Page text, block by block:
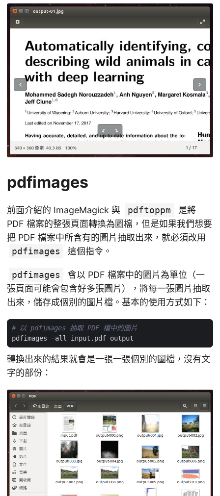
pdfimages
前面介紹的 ImageMagick 與 pdftoppm
是將
PDF 檔案的整張頁面轉換為圖檔，但是如果我們想要
把 PDF 檔案中所含有的圖片抽取出來，就必須改用
pdfimages
這個指令。
pdfimages
會以 PDF 檔案中的圖片為單位（一
張頁面可能會包含好多張圖片），將每一張圖片抽取
出來，儲存成個別的圖片檔。基本的使用方式如下：
# 以 pdfimages 抽取 PDF 檔中的圖片
轉換出來的結果就會是一張一張個別的圖檔，沒有文
字的部份：